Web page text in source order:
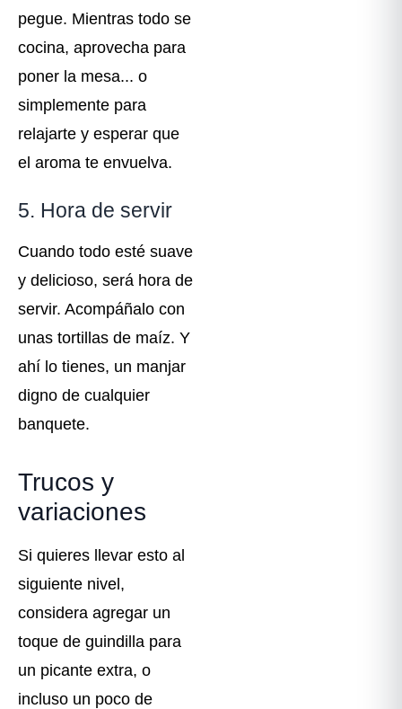
pegue. Mientras todo se
cocina, aprovecha para
poner la mesa... o
simplemente para
relajarte y esperar que
el aroma te envuelva.
5. Hora de servir
Cuando todo esté suave
y delicioso, será hora de
servir. Acompáñalo con
unas tortillas de maíz. Y
ahí lo tienes, un manjar
digno de cualquier
banquete.
Trucos y
variaciones
Si quieres llevar esto al
siguiente nivel,
considera agregar un
toque de guindilla para
un picante extra, o
incluso un poco de